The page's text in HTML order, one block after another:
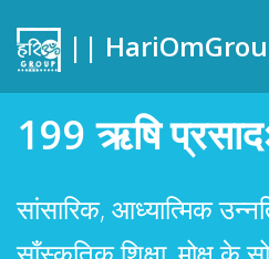
||
199 ऋषि
सांसारिक, आध्यात्मिक